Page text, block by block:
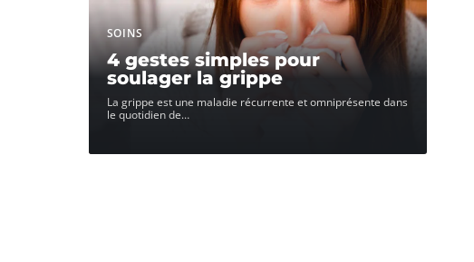
SOINS
4 gestes simples pour
soulager la grippe
La grippe est une maladie récurrente et omniprésente dans
le quotidien de…